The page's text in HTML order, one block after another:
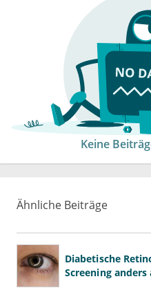
Keine
Ähnliche Beiträge
Diabetische
Screening anders